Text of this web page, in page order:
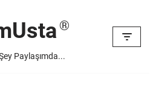
Paylaşımda...